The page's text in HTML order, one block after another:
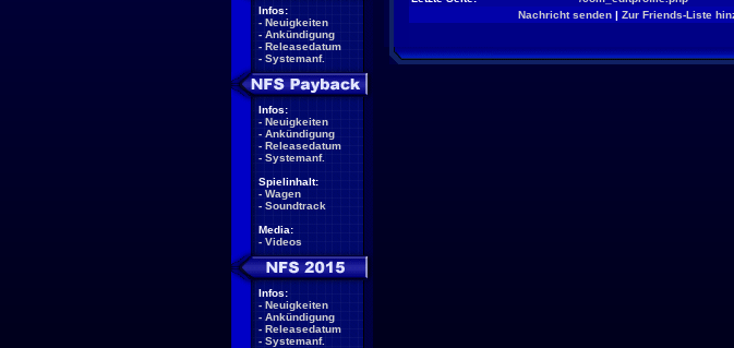
Infos:
- Neuigkeiten
- Ankündigung
- Releasedatum
- Systemanf.
Infos:
- Neuigkeiten
- Ankündigung
- Releasedatum
- Systemanf.
Spielinhalt:
- Wagen
- Soundtrack
Media:
- Videos
Infos:
- Neuigkeiten
- Ankündigung
- Releasedatum
- Systemanf.
Nachricht senden| Zur Friends-Liste